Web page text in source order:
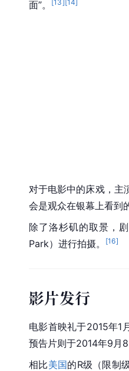
面”。 [13 [14
对于电影中的床戏，主
会是观众在银幕上看到
除了洛杉矶的取景，
Park）进行拍摄。
[16]
影片发行
电影首映礼于2015年1
预告片则于2014年9月
相比美国的R级（限制